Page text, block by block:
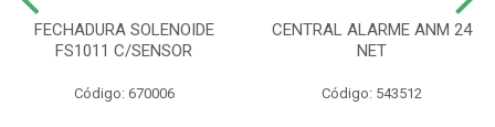
FECHADURA SOLENOIDE
FS1011 C/SENSOR
Código: 670006
CENTRAL ALARME ANM 24
NET
Código: 543512